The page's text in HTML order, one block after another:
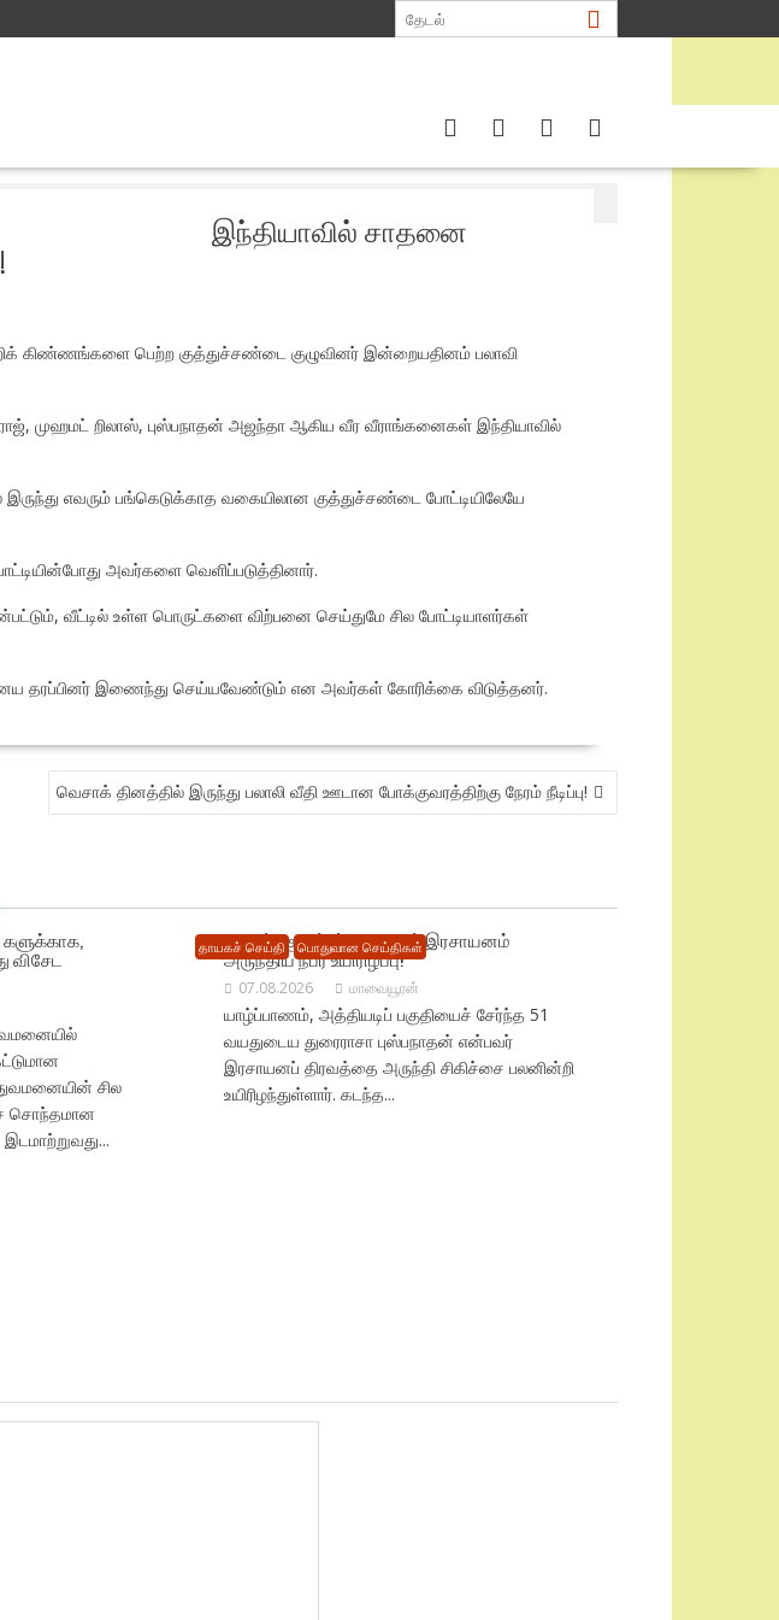
இந்தியாவில் சாதனை
கிண்ணங்களை பெற்ற குத்துச்சண்டை குழுவினர் இன்றையதினம் பலாவி
முஹமட் றிலாஸ், புஸ்பநாதன் அஜந்தா ஆகிய வீர வீராங்கனைகள் இந்தியாவில்
எவரும் பங்கெடுக்காத வகையிலான குத்துச்சண்டை போட்டியிலேயே
அவர்களை வெளிப்படுத்தினார்.
வீட்டில் உள்ள பொருட்களை விற்பனை செய்துமே சில போட்டியாளர்கள்
தரப்பினர் இணைந்து செய்யவேண்டும் என அவர்கள் கோரிக்கை விடுத்தனர்.
வெசாக் தினத்தில் இருந்து பலாலி வீதி ஊடான போக்குவரத்திற்கு நேரம் நீடிப்பு!
களுக்காக,
விசேட
சில
சொந்தமான
தாயகச் செய்தி பொதுவான செய்திகள்
யாழில் : குடும்பப் தகராறால் இரசாயனம்
அருந்திய நபர் உயிரிழப்பு!
07.08.2026 மாவையூரன்
யாழ்ப்பாணம், அத்தியடிப் பகுதியைச் சேர்ந்த 51
வயதுடைய துரைராசா புஸ்பநாதன் என்பவர்
இரசாயனப் திரவத்தை அருந்தி சிகிச்சை பலனின்றி
உயிரிழந்துள்ளார். கடந்த...